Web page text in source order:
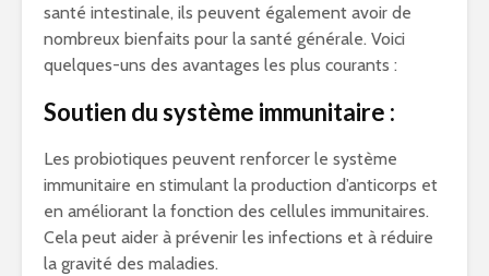
santé intestinale, ils peuvent également avoir de
nombreux bienfaits pour la santé générale. Voici
quelques-uns des avantages les plus courants :
Soutien du système immunitaire :
Les probiotiques peuvent renforcer le système
immunitaire en stimulant la production d’anticorps et
en améliorant la fonction des cellules immunitaires.
Cela peut aider à prévenir les infections et à réduire
la gravité des maladies.